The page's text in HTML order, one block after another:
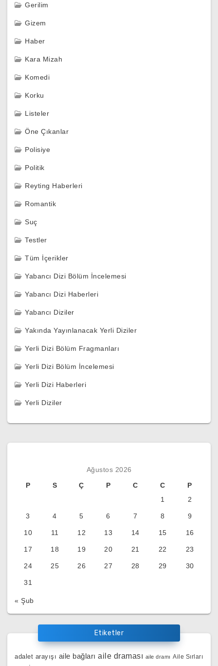
Gerilim
Gizem
Haber
Kara Mizah
Komedi
Korku
Listeler
Öne Çıkanlar
Polisiye
Politik
Reyting Haberleri
Romantik
Suç
Testler
Tüm İçerikler
Yabancı Dizi Bölüm İncelemesi
Yabancı Dizi Haberleri
Yabancı Diziler
Yakında Yayınlanacak Yerli Diziler
Yerli Dizi Bölüm Fragmanları
Yerli Dizi Bölüm İncelemesi
Yerli Dizi Haberleri
Yerli Diziler
Ağustos 2026
P
S Ç P C C
P
1
2
3 4 5 6 7 8 9
10 11 12 13 14 15 16
17 18 19 20 21 22 23
24 25 26 27 28 29 30
31
« Şub
Etiketler
adalet arayışı aile bağları aile draması aile dramı Aile Sırları